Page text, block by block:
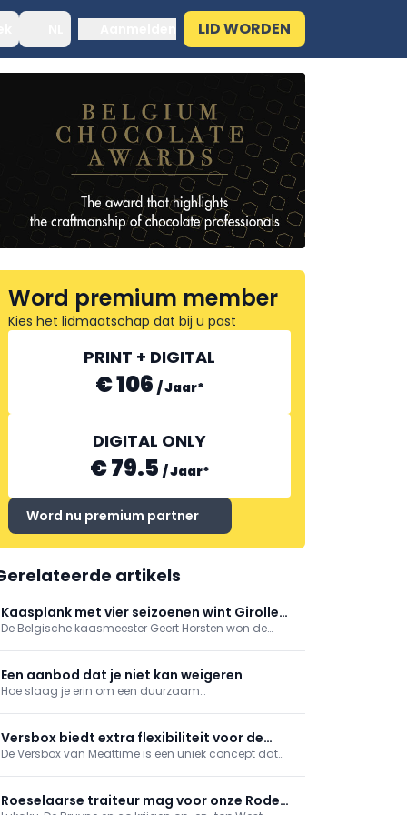
LID WORDEN
Word premium member
Kies het lidmaatschap dat bij u past
PRINT + DIGITAL
€ 106 /Jaar*
DIGITAL ONLY
€ 79.5 /Jaar*
Word nu premium partner
artikels
Kaasplank met vier seizoenen wint Girolle
d’or
De Belgische kaasmeester Geert Horsten won de
vier seizoenen overtuigde ze zowel de vakjury als het
publiek.
Een aanbod dat je niet kan weigeren
Hoe slaag je erin om een duurzaam
veranderende wereld. CAOBISCO (Association of the
Chocolate, Biscuits and Confectionery Industries of
Versbox biedt extra flexibiliteit voor de
klanten en de slager
De Versbox van Meattime is een uniek concept dat
de slager, maar wel je bestelling afhalen wanneer jou
dat past.
Roeselaarse traiteur mag voor onze Rode